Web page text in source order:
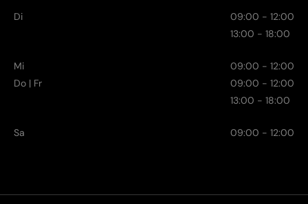
Di
09:00 - 12:00
13:00 - 18:00
Mi
09:00 - 12:00
Do | Fr
09:00 - 12:00
13:00 - 18:00
Sa 09:00 - 12:00